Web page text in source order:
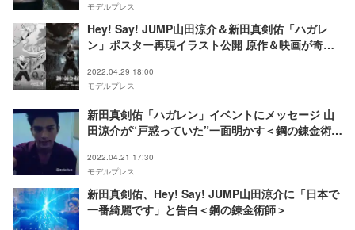
モデルプレス
Hey! Say! JUMP山田涼介＆新田真剣佑「ハガレ
ン」ポスター再現イラスト公開 原作＆映画が奇跡
2022.04.29 18:00
モデルプレス
新田真剣佑「ハガレン」イベントにメッセージ 山
田涼介が“戸惑っていた”一面明かす＜鋼の錬金術師
2022.04.21 17:30
モデルプレス
新田真剣佑、Hey! Say! JUMP山田涼介に「日本で
一番綺麗です」と告白＜鋼の錬金術師＞